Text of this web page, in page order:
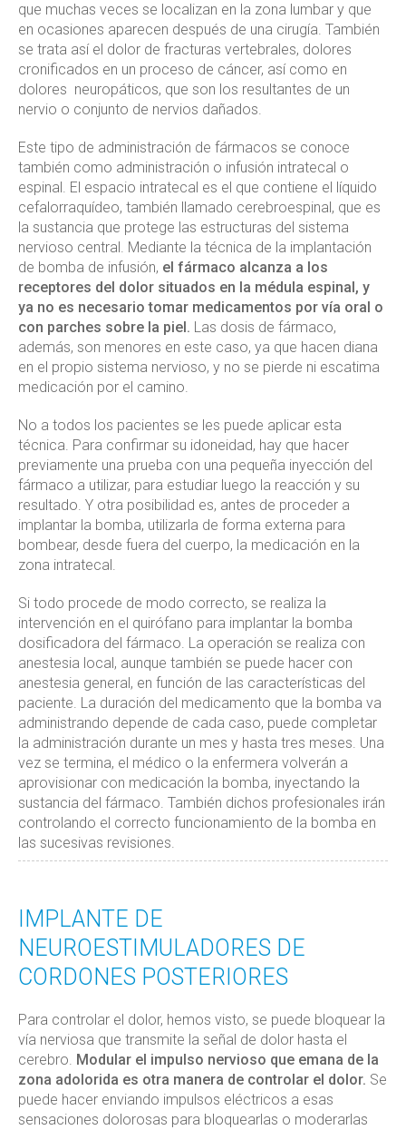
que muchas veces se localizan en la zona lumbar y que
en ocasiones aparecen después de una cirugía. También
se trata así el dolor de fracturas vertebrales, dolores
cronificados en un proceso de cáncer, así como en
dolores neuropáticos, que son los resultantes de un
nervio o conjunto de nervios dañados.
Este tipo de administración de fármacos se conoce
también como administración o infusión intratecal o
espinal. El espacio intratecal es el que contiene el líquido
cefalorraquídeo, también llamado cerebroespinal, que es
la sustancia que protege las estructuras del sistema
nervioso central. Mediante la técnica de la implantación
de bomba de infusión, el fármaco alcanza a los
receptores del dolor situados en la médula espinal, y
ya no es necesario tomar medicamentos por vía oral o
con parches sobre la piel. Las dosis de fármaco,
además, son menores en este caso, ya que hacen diana
en el propio sistema nervioso, y no se pierde ni escatima
medicación por el camino.
No a todos los pacientes se les puede aplicar esta
técnica. Para confirmar su idoneidad, hay que hacer
previamente una prueba con una pequeña inyección del
fármaco a utilizar, para estudiar luego la reacción y su
resultado. Y otra posibilidad es, antes de proceder a
implantar la bomba, utilizarla de forma externa para
bombear, desde fuera del cuerpo, la medicación en la
zona intratecal.
Si todo procede de modo correcto, se realiza la
intervención en el quirófano para implantar la bomba
dosificadora del fármaco. La operación se realiza con
anestesia local, aunque también se puede hacer con
anestesia general, en función de las características del
paciente. La duración del medicamento que la bomba va
administrando depende de cada caso, puede completar
la administración durante un mes y hasta tres meses. Una
vez se termina, el médico o la enfermera volverán a
aprovisionar con medicación la bomba, inyectando la
sustancia del fármaco. También dichos profesionales irán
controlando el correcto funcionamiento de la bomba en
las sucesivas revisiones.
IMPLANTE DE
NEUROESTIMULADORES DE
CORDONES POSTERIORES
Para controlar el dolor, hemos visto, se puede bloquear la
vía nerviosa que transmite la señal de dolor hasta el
cerebro. Modular el impulso nervioso que emana de la
zona adolorida es otra manera de controlar el dolor. Se
puede hacer enviando impulsos eléctricos a esas
sensaciones dolorosas para bloquearlas o moderarlas